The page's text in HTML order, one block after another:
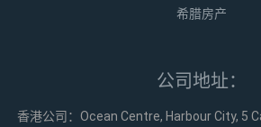
希腊房产
公司地址：
香港公司：Ocean Centre, Harbour City, 5